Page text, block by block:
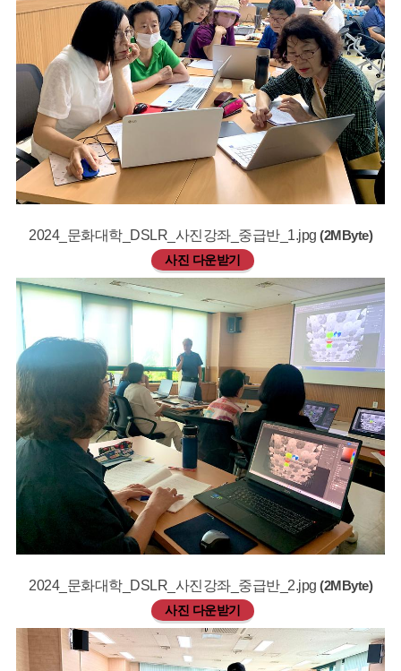
2024_문화대학_DSLR_사진강좌_중급반_1.jpg (2MByte)
사진 다운받기
2024_문화대학_DSLR_사진강좌_중급반_2.jpg (2MByte)
사진 다운받기